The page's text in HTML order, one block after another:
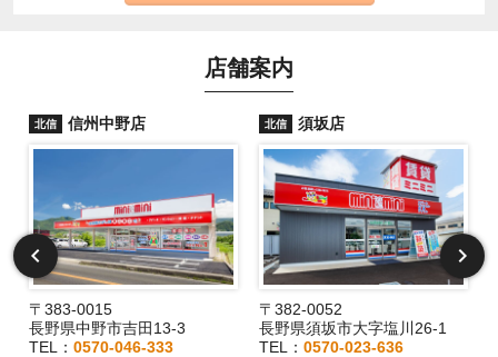
店舗案内
北信 信州中野店
〒383-0015
長野県中野市吉田13-3
TEL： 0570-046-333
北信 須坂店
〒382-0052
長野県須坂市大字塩川26-1
TEL：0570-023-636